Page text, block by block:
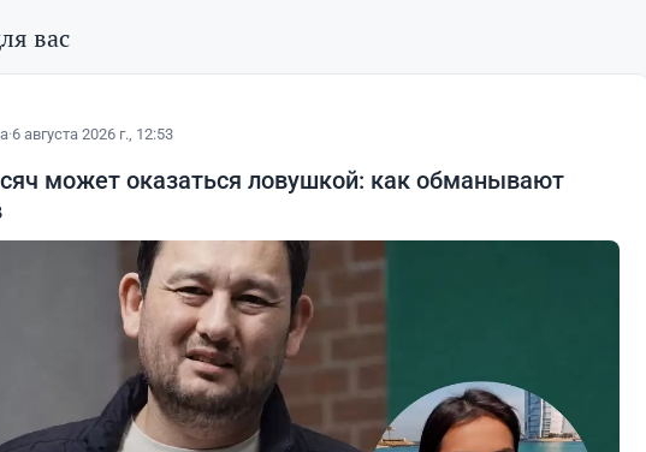
вас
·6 августа 2026 г., 12:53
может оказаться ловушкой: как обманывают